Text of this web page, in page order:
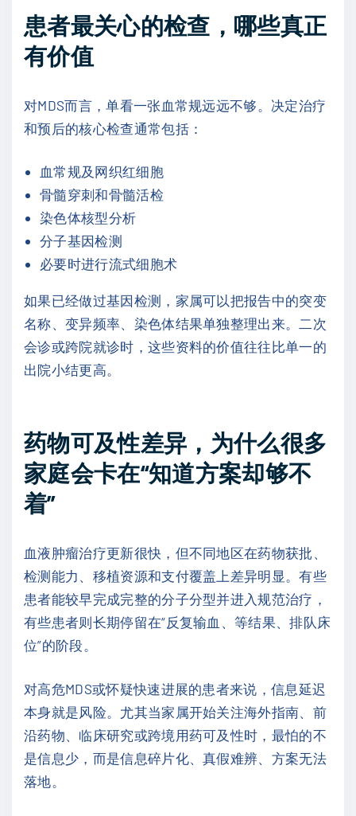
患者最关心的检查，哪些真正
有价值
对MDS而言，单看一张血常规远远不够。决定治疗
和预后的核心检查通常包括：
血常规及网织红细胞
骨髓穿刺和骨髓活检
染色体核型分析
分子基因检测
必要时进行流式细胞术
如果已经做过基因检测，家属可以把报告中的突变
名称、变异频率、染色体结果单独整理出来。二次
会诊或跨院就诊时，这些资料的价值往往比单一的
出院小结更高。
药物可及性差异，为什么很多
家庭会卡在“知道方案却够不
着”
血液肿瘤治疗更新很快，但不同地区在药物获批、
检测能力、移植资源和支付覆盖上差异明显。有些
患者能较早完成完整的分子分型并进入规范治疗，
有些患者则长期停留在“反复输血、等结果、排队床
位”的阶段。
对高危MDS或怀疑快速进展的患者来说，信息延迟
本身就是风险。尤其当家属开始关注海外指南、前
沿药物、临床研究或跨境用药可及性时，最怕的不
是信息少，而是信息碎片化、真假难辨、方案无法
落地。